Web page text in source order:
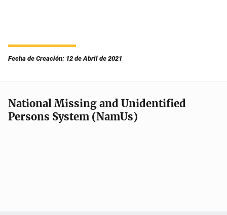
Fecha de Creación: 12 de Abril de 2021
National Missing and Unidentified
Persons System (NamUs)